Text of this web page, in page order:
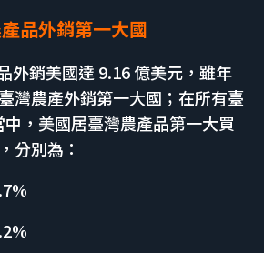
品外銷第一大國
外銷美國達 9.16 億美元，雖年
灣農產外銷第一大國；在所有臺
，美國居臺灣農產品第一大買
分別為：